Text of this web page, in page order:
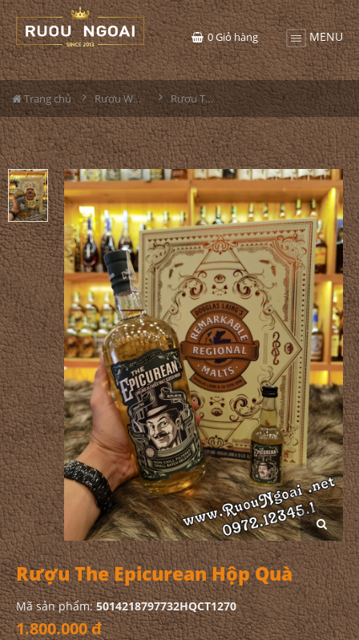
MENU
0Giỏ hàng
Trang chủ Rượu Whisky Rượu The Epicurean Hộp Quà
Rượu The Epicurean Hộp Quà
Mã sản phẩm:5014218797732HQCT1270
1.800.000 đ